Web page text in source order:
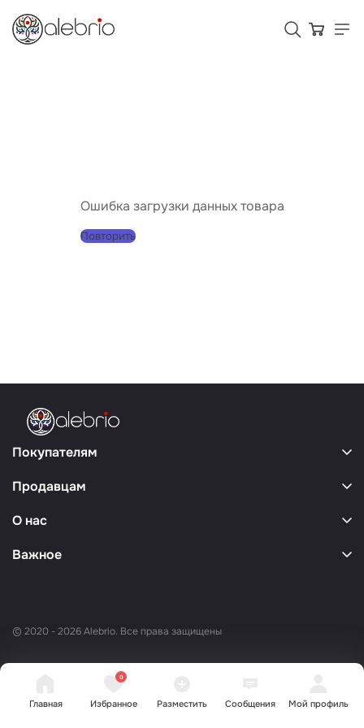
Аксессуары
Для кого Alebrio
Главная
0
Избранное Разместить Сообщения Мой профиль
Ошибка загрузки данных товара
Повторить
Покупателям
Продавцам
О нас
Важное
© 2020 - 2026 Alebrio. Все права защищены